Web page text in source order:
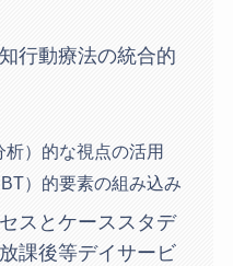
行動療法の統合的
）的な視点の活用
）的要素の組み込み
スとケーススタデ
課後等デイサービ